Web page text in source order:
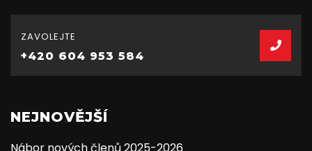
ZAVOLEJTE
+420 604 953 584
NEJNOVĚJŠÍ